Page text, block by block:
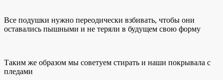
Все подушки нужно переодически взбивать, чтобы они
оставались пышными и не теряли в будущем свою форму
Таким же образом мы советуем стирать и наши покрывала с
пледами